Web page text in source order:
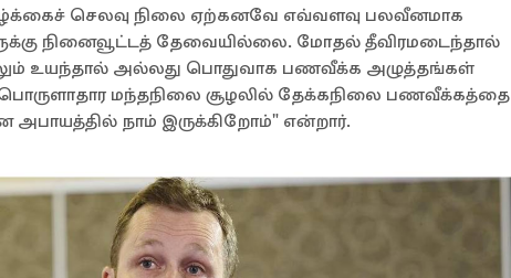
செலவு நிலை ஏற்கனவே எவ்வளவு பலவீனமாக
நினைவூட்டத் தேவையில்லை. மோதல் தீவிரமடைந்தால்
உயந்தால் அல்லது பொதுவாக பணவீக்க அழுத்தங்கள்
மந்தநிலை சூழலில் தேக்கநிலை பணவீக்கத்தை
அபாயத்தில் நாம் இருக்கிறோம்" என்றார்.